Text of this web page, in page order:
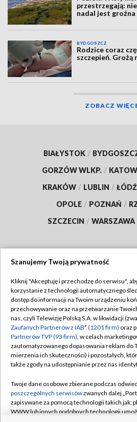
przestrzegają:
nadal jest groźna
BYDGOSZCZ
Rodzice coraz
szczepień.
ZOBACZ
BIAŁYSTOK /
GORZÓW WLKP. /
KRAKÓW / LUBLIN / ŁÓDŹ
OPOLE / POZNAŃ /
SZCZECIN / WARSZAWA
TVP
Abonament TVP
Emisja w TVP
Centrum informacji TVP
Naziemna Telewizja Cyfrowa
Rada Programowa
System NOS
Regulamin
Polityka
Moje
Pomoc
Kontakt
Szanujemy Twoją prywatność
Kliknij "Akceptuję i przechodzę do serwisu",
korzystanie z technologii automatycznego
dostęp do informacji na Twoim urządzeniu
przechowywanie oraz na przetwarzanie
nas, czyli Telewizję Polską S.A. w likwidacji
Zaufanych Partnerów z IAB* (1201 firm) oraz
Partnerów TVP (93 firm), w celach
zautomatyzowanego dopasowania reklam do
mierzenia ich skuteczności) i pozostałych,
także zgody na udostępnianie przez nas
Twoje dane osobowe zbierane podczas
poszczególnych serwisówzwanych dalej
zapisywane za pomocą technologii takich jak:
WWW lub innych podobnych technologii